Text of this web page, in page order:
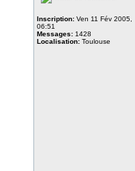
Inscription: Ven 11 Fév 2005,
06:51
Messages: 1428
Localisation: Toulouse